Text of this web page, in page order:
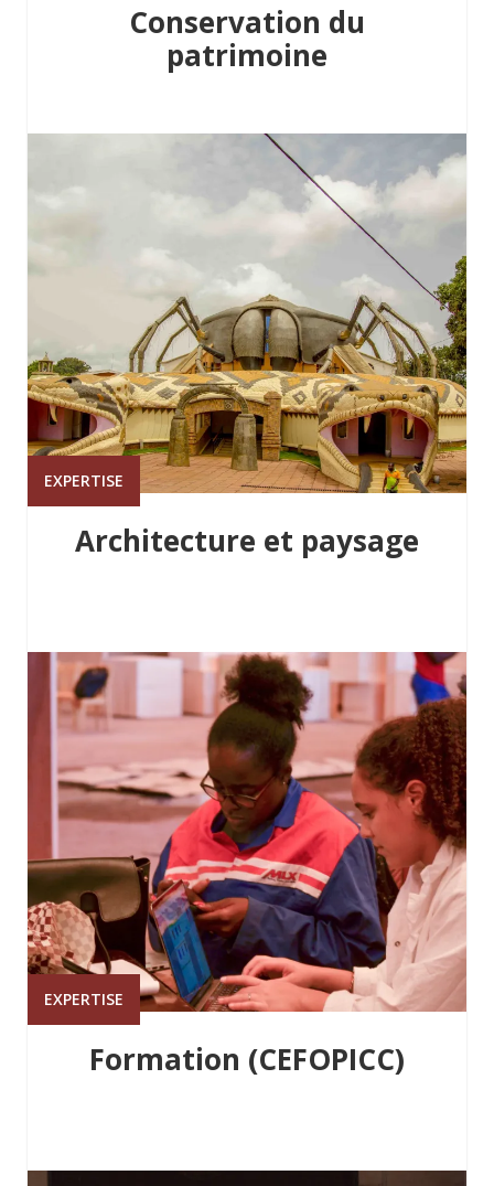
Conservation du
patrimoine
EXPERTISE
Architecture et paysage
EXPERTISE
Formation (CEFOPICC)